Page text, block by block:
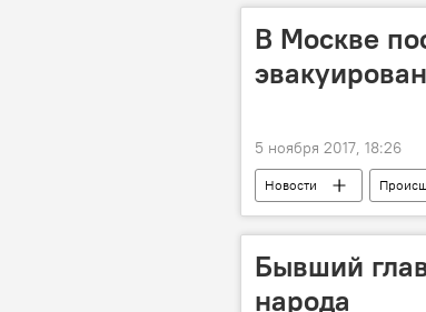
В Москве
5 ноября 2017, 18:26
Новости
телефонный терроризм
Бывший
народа